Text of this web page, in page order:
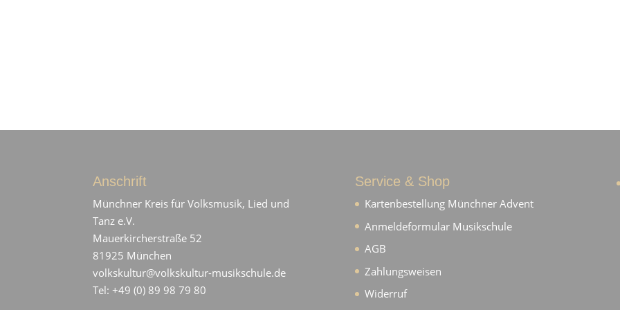
Anschrift
Münchner Kreis für Volksmusik, Lied und
Tanz e.V.
Mauerkircherstraße 52
81925 München
volkskultur@volkskultur-musikschule.de
Tel: +49 (0) 89 98 79 80
Service & Shop
Kartenbestellung Münchner Advent
Anmeldeformular Musikschule
AGB
Zahlungsweisen
Widerruf